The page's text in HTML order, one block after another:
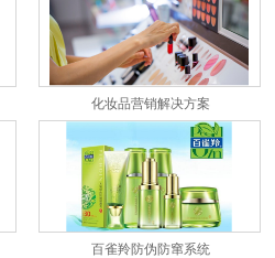
化妆品营销解决方案
百雀羚防伪防窜系统